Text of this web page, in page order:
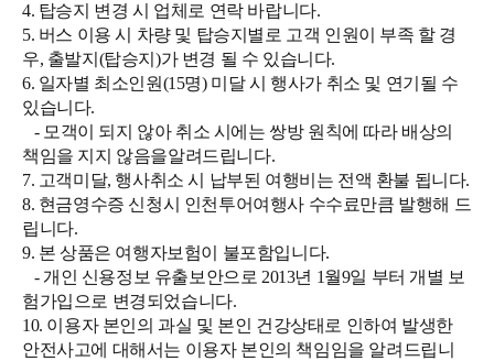
4. 탑승지 변경 시 업체로 연락 바랍니다.
5. 버스 이용 시 차량 및 탑승지별로 고객 인원이 부족 할 경
우, 출발지(탑승지)가 변경 될 수 있습니다.
6. 일자별 최소인원(15명) 미달 시 행사가 취소 및 연기될 수
있습니다.
- 모객이 되지 않아 취소 시에는 쌍방 원칙에 따라 배상의
책임을 지지 않음을알려드립니다.
7. 고객미달, 행사취소 시 납부된 여행비는 전액 환불 됩니다.
8. 현금영수증 신청시 인천투어여행사 수수료만큼 발행해 드
립니다.
9. 본 상품은 여행자보험이 불포함입니다.
- 개인 신용정보 유출보안으로 2013년 1월9일 부터 개별 보
험가입으로 변경되었습니다.
10. 이용자 본인의 과실 및 본인 건강상태로 인하여 발생한
안전사고에 대해서는 이용자 본인의 책임임을 알려드립니